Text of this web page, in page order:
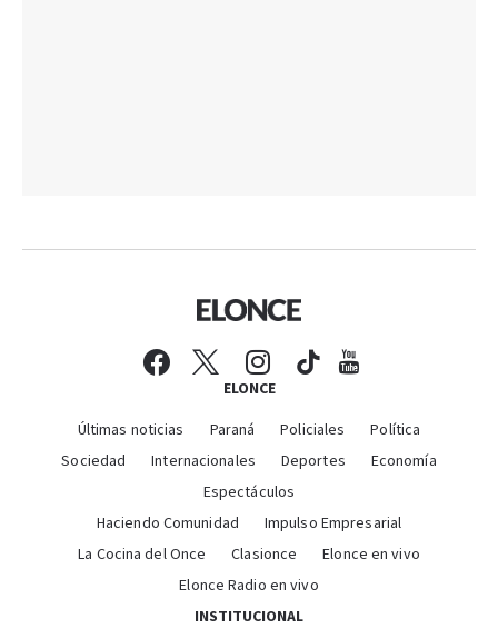
ELONCE
Últimas noticias Paraná Policiales
Política
Sociedad
Internacionales Deportes
Economía
Espectáculos
Haciendo Comunidad
Impulso Empresarial
La Cocina del Once
Clasionce
Elonce en vivo
Elonce Radio en vivo
INSTITUCIONAL